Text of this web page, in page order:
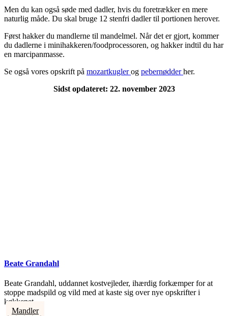
Men du kan også søde med dadler, hvis du foretrækker en mere
naturlig måde. Du skal bruge 12 stenfri dadler til portionen herover.
Først hakker du mandlerne til mandelmel. Når det er gjort, kommer
du dadlerne i minihakkeren/foodprocessoren, og hakker indtil du har
en marcipanmasse.
Se også vores opskrift på mozartkuglerog pebernødderher.
Sidst opdateret: 22. november 2023
Beate Grandahl
Beate Grandahl, uddannet kostvejleder, ihærdig forkæmper for at
stoppe madspild og vild med at kaste sig over nye opskrifter i
køkkenet.
Mandler